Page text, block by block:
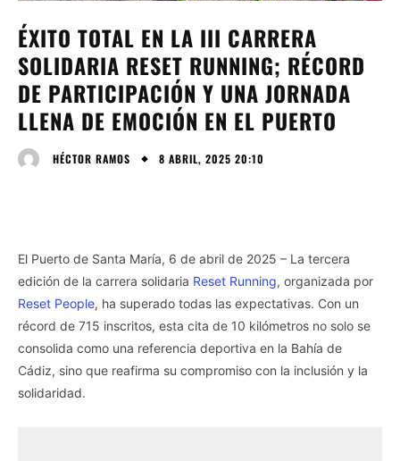
ÉXITO TOTAL EN LA III CARRERA
SOLIDARIA RESET RUNNING; RÉCORD
DE PARTICIPACIÓN Y UNA JORNADA
LLENA DE EMOCIÓN EN EL PUERTO
HÉCTOR RAMOS 8 ABRIL, 2025 20:10
El Puerto de Santa María, 6 de abril de 2025 – La tercera
edición de la carrera solidaria Reset Running, organizada por
Reset People, ha superado todas las expectativas. Con un
récord de 715 inscritos, esta cita de 10 kilómetros no solo se
consolida como una referencia deportiva en la Bahía de
Cádiz, sino que reafirma su compromiso con la inclusión y la
solidaridad.